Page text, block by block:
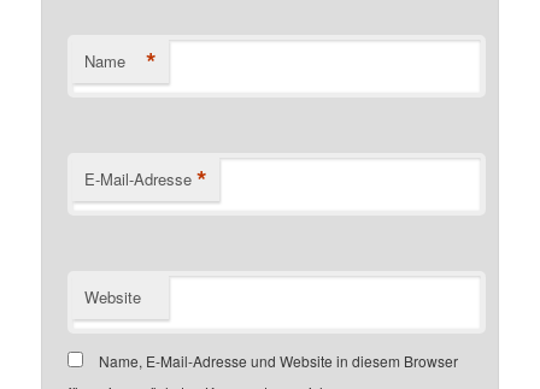
Name *
E-Mail-Adresse *
Website
Name, E-Mail-Adresse und Website in diesem Browser